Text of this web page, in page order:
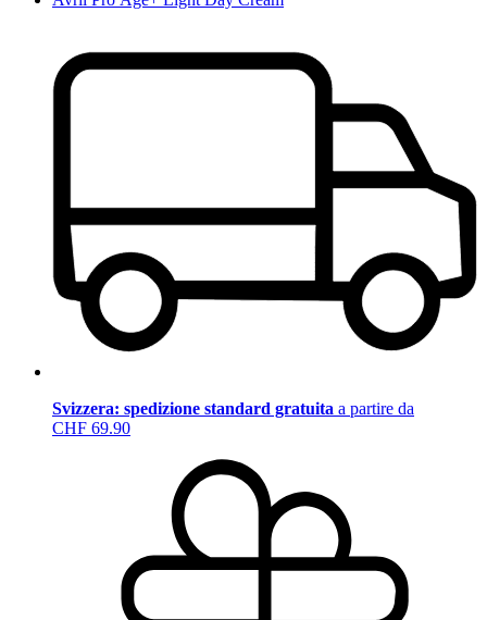
Svizzera: spedizione standard gratuita a partire da
CHF 69.90